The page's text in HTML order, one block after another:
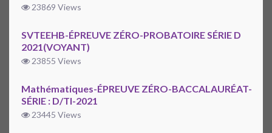
23869 Views
SVTEEHB-ÉPREUVE ZÉRO-PROBATOIRE SÉRIE D
2021(VOYANT)
23855 Views
Mathématiques-ÉPREUVE ZÉRO-BACCALAURÉAT-
SÉRIE : D/TI-2021
23445 Views